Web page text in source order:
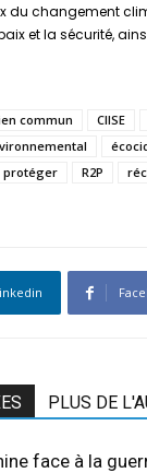
du changement
et la sécurité,
commun CIISE
protéger R2P
PLUS DE
face à la